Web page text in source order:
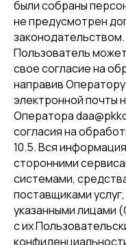
были собраны
не предусмотрен
законодательством.
Пользователь
свое согласие на
направив
электронной почты
Оператора
согласия на
10.5. Вся
сторонними
системами,
поставщиками
указанными лицами
с их